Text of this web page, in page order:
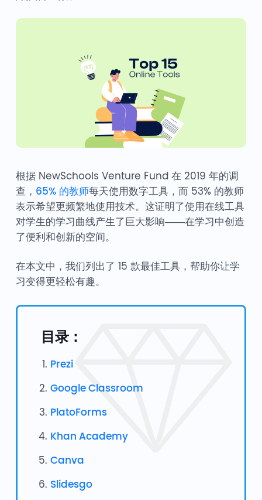
根据 NewSchools Venture Fund 在 2019 年的调
查， 65% 的教师每天使用数字工具，而 53% 的教师
表示希望更频繁地使用技术。这证明了使用在线工具
对学生的学习曲线产生了巨大影响——在学习中创造
了便利和创新的空间。
在本文中，我们列出了 15 款最佳工具，帮助你让学
习变得更轻松有趣。
目录：
Prezi
Google Classroom
PlatoForms
Khan Academy
Canva
Slidesgo